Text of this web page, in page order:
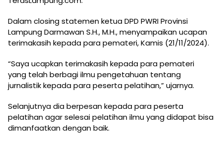
Dalam closing statemen ketua DPD PWRI Provinsi
Lampung Darmawan S.H., M.H., menyampaikan ucapan
terimakasih kepada para pemateri, Kamis (21/11/2024).
“Saya ucapkan terimakasih kepada para pemateri
yang telah berbagi ilmu pengetahuan tentang
jurnalistik kepada para peserta pelatihan,” ujarnya.
Selanjutnya dia berpesan kepada para peserta
pelatihan agar selesai pelatihan ilmu yang didapat bisa
dimanfaatkan dengan baik.